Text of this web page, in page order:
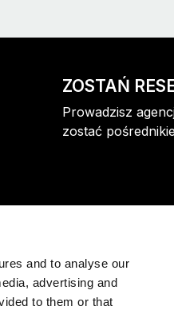
and to analyse our
advertising and
to them or that
ZOSTAŃ
Prowadzisz
zostać